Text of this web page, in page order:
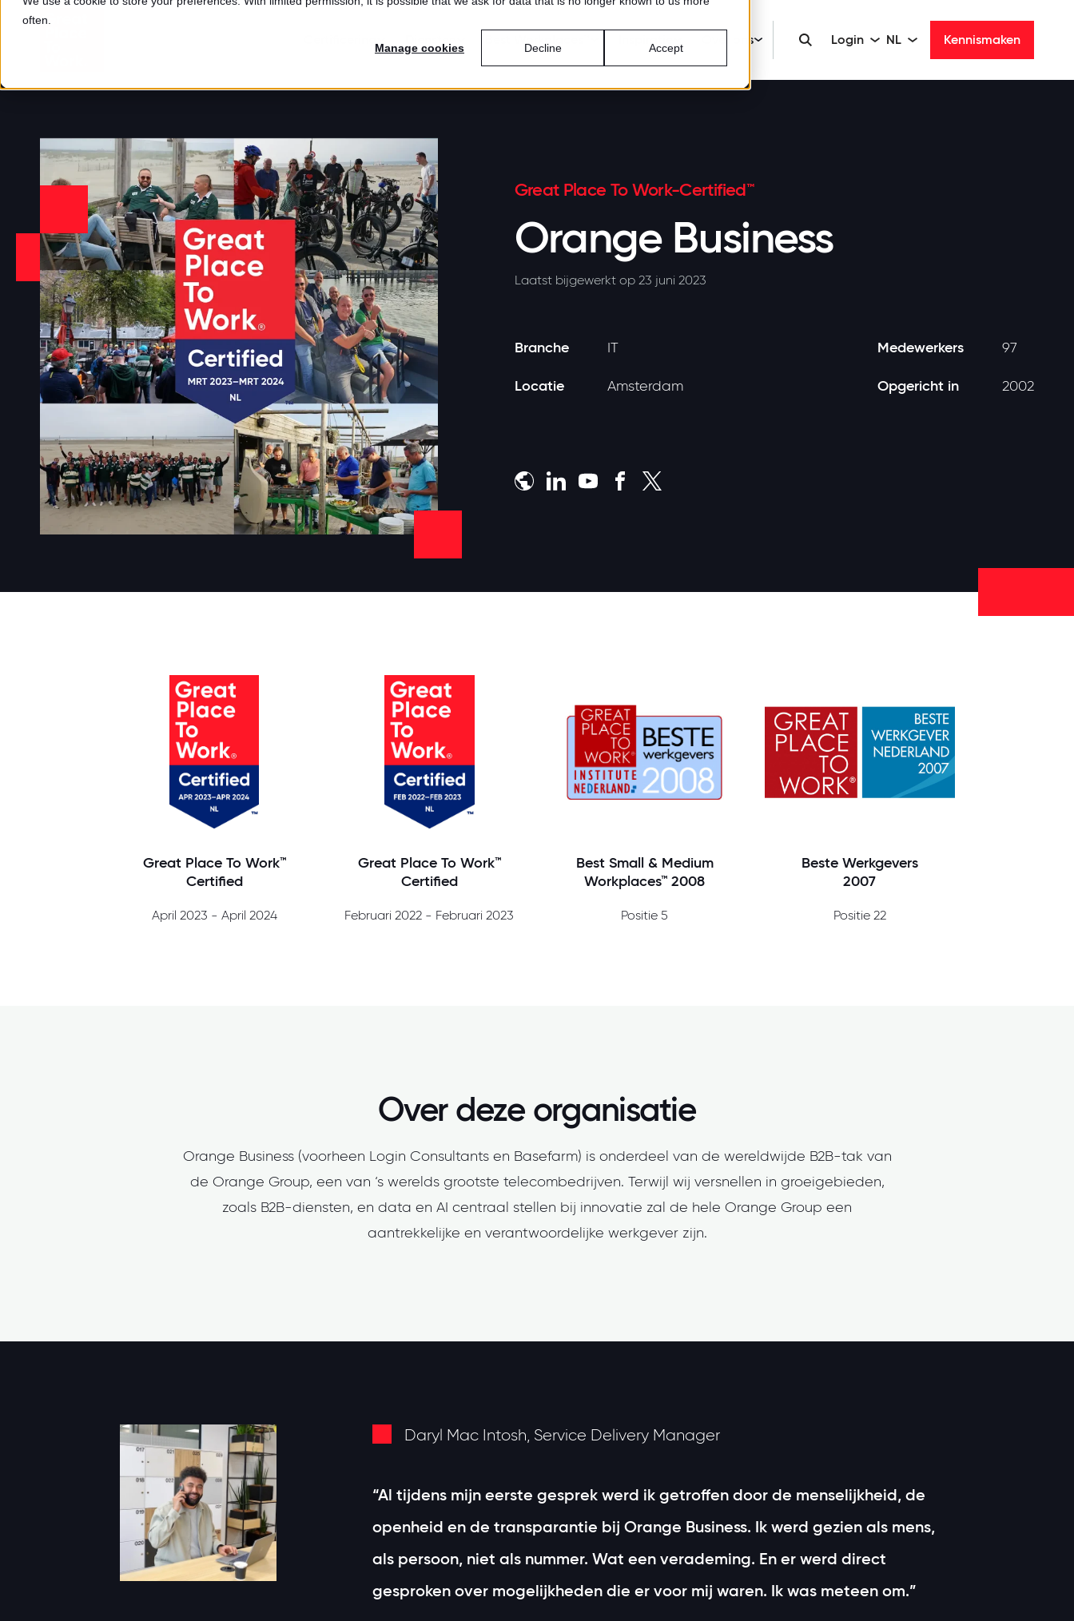
often.
Manage cookies Accept
Decline
Over ons Login NL Kennismaken
Great Place To Work-Certified™
Orange Business
Laatst bijgewerkt op 23 juni 2023
Branche
Locatie
IT
Amsterdam
Medewerkers
Opgericht in
97
2002
Great Place To Work™
Certified
April 2023 - April 2024
Great Place To Work™
Certified
Februari 2022 - Februari 2023
Best Small & Medium
Workplaces™ 2008
Positie 5
Beste Werkgevers
2007
Positie 22
Over deze organisatie
Orange Business (voorheen Login Consultants en Basefarm) is onderdeel van de wereldwijde B2B-tak van
de Orange Group, een van ‘s werelds grootste telecombedrijven. Terwijl wij versnellen in groeigebieden,
zoals B2B-diensten, en data en AI centraal stellen bij innovatie zal de hele Orange Group een
aantrekkelijke en verantwoordelijke werkgever zijn.
Daryl Mac Intosh, Service Delivery Manager
“Al tijdens mijn eerste gesprek werd ik getroffen door de menselijkheid, de
openheid en de transparantie bij Orange Business. Ik werd gezien als mens,
als persoon, niet als nummer. Wat een verademing. En er werd direct
gesproken over mogelijkheden die er voor mij waren. Ik was meteen om.”